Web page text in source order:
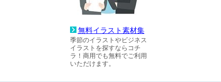
無料イラスト素材集
季節のイラストやビジネス
イラストを探すならコチ
ラ！商用でも無料でご利用
いただけます。